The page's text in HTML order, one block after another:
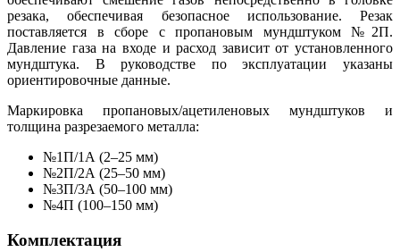
резака, обеспечивая безопасное использование. Резак
поставляется в сборе с пропановым мундштуком №2П.
Давление газа на входе и расход зависит от установленного
мундштука. В руководстве по эксплуатации указаны
ориентировочные данные.
Маркировка пропановых/ацетиленовых мундштуков и
толщина разрезаемого металла:
№1П/1А (2–25 мм)
№2П/2А (25–50 мм)
№3П/3А (50–100 мм)
№4П (100–150 мм)
Комплектация